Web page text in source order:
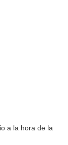
a la hora de la